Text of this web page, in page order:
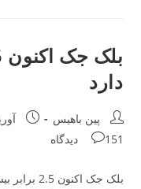
بانس
خوش
آمدگویی
دارد
Post
author:
پین باهیس
Post
آوریل
Post
151 دیدگاه
بلک جک